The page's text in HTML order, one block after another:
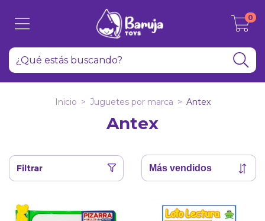
0
Inicio > Juguetes por marca > Antex
Antex
Filtrar